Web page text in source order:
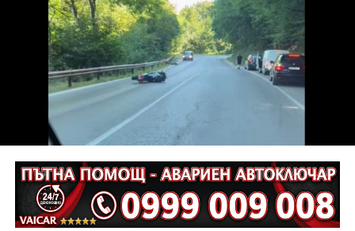
от НК – глоба в размер на 306,77 евро.
С постановление на Районна прокуратура-Габрово
В.А. е бил задържан за срок до 72 часа, а с
определение на Районен съд-Габрово спрямо него е
взета мярка за неотклонение „домашен арест“.
Съдебният акт е окончателен.